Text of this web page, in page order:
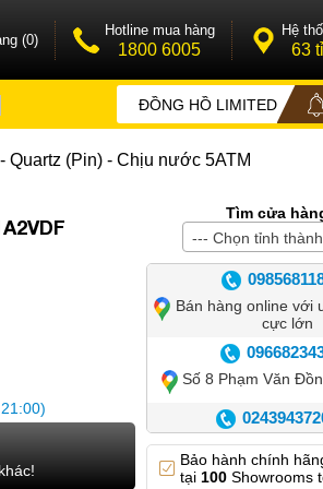
(0)
Hotline mua hàng
1800 6005
Hệ
63
ĐỒNG HỒ LIMITED
(Pin) - Chịu nước 5ATM
Tìm cửa
--- Chọn tỉnh thành
Bán hàng online với
cực lớn
Số 8 Phạm Văn
Số 42 Phố Huế -
Hà Nội
Bảo hành chính
tại 100Showrooms